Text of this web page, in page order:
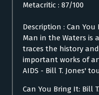
Metacritic : 87/100
Description : Can You
Man in the Waters is
traces the history
important works of
AIDS - Bill T. Jones'
Can You Bring It: Bill